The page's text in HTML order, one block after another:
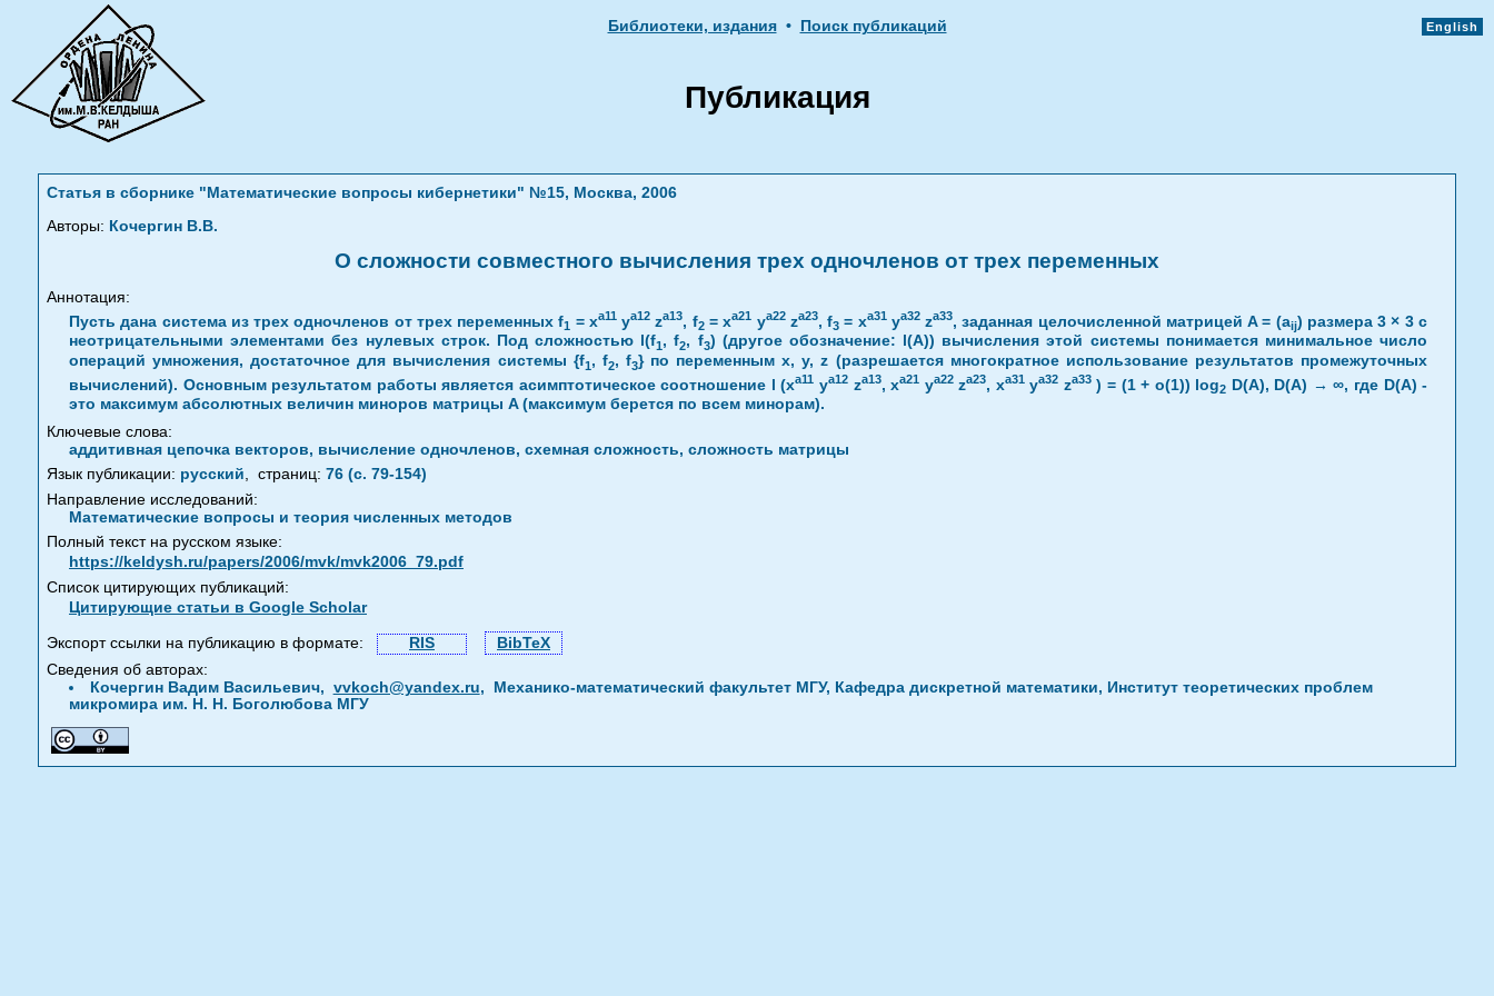
Библиотеки, издания • Поиск публикаций English
Публикация
Статья в сборнике "Математические вопросы кибернетики" №15, Москва, 2006
Авторы: Кочергин В.В.
О сложности совместного вычисления трех одночленов от трех переменных
Аннотация:
Пусть дана система из трех одночленов от трех переменных f1 = xa11ya12 za13, f2= xa21 ya22za23, f3 = xa31ya32za33, заданная целочисленной матрицей A = (aij) размера 3 × 3 с
неотрицательными элементами без нулевых строк. Под сложностью l(f1, f2, f3) (другое обозначение: l(A)) вычисления этой системы понимается минимальное число
операций умножения, достаточное для вычисления системы {f1, f2, f3} по переменным x, y, z (разрешается многократное использование результатов промежуточных
вычислений). Основным результатом работы является асимптотическое соотношение l (xa11 ya12za13, xa21 ya22za23, xa31ya32 za33) = (1 + o(1)) log2 D(A), D(A) → ∞, где D(A) -
это максимум абсолютных величин миноров матрицы A (максимум берется по всем минорам).
Ключевые слова:
аддитивная цепочка векторов, вычисление одночленов, схемная сложность, сложность матрицы
Язык публикации: русский страниц: 76 (с. 79-154)
Направление исследований:
Математические вопросы и теория численных методов
Полный текст на русском языке:
https://keldysh.ru/papers/2006/mvk/mvk2006_79.pdf
Список цитирующих публикаций:
Цитирующие статьи в Google Scholar
Экспорт ссылки на публикацию в формате: RIS
BibTeX
Сведения об авторах:
Кочергин Вадим Васильевич, vvkoch@yandex.ru, Механико-математический факультет МГУ, Кафедра дискретной математики, Институт теоретических проблем
микромира им. Н. Н. Боголюбова МГУ